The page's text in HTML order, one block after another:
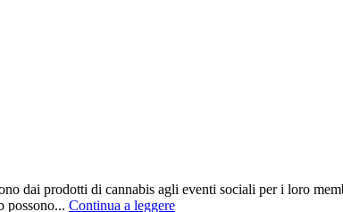
dai prodotti di cannabis agli eventi sociali per i loro
possono... Continua a leggereConoce